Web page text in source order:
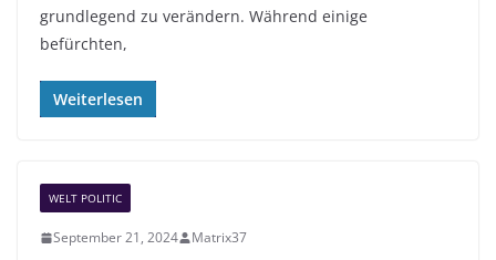
grundlegend zu verändern. Während einige
befürchten,
Weiterlesen
WELT POLITIC
September 21, 2024 Matrix37